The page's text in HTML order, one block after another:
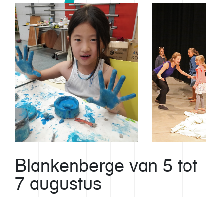
Blankenberge van 5 tot
7 augustus